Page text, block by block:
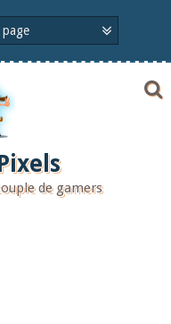
de gamers